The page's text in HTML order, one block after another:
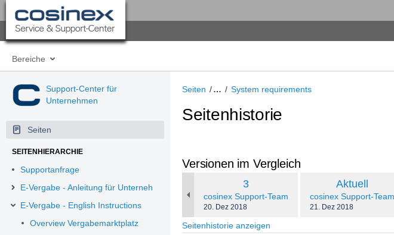
Bereiche
Support-Center für
Unternehmen
Seiten
SEITENHIERARCHIE
Supportanfrage
E-Vergabe - Anleitung für Unternehmen
E-Vergabe - English Instructions
Overview Vergabemarktplatz
Seiten … System requirements
Seitenhistorie
Versionen im Vergleich
Alte
Version
3
changes.mady.by.user
cosinex Support-Team
Gespeichert
20. Dez 2018
Neue
Version
Aktuell
changes.mady.by.user
cosinex Support-Team
Gespeichert
21. Dez 2018
Seitenhistorie anzeigen